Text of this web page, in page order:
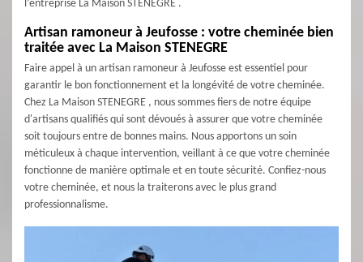
l’entreprise La Maison STENEGRE .
Artisan ramoneur à Jeufosse : votre cheminée bien
traitée avec La Maison STENEGRE
Faire appel à un artisan ramoneur à Jeufosse est essentiel pour
garantir le bon fonctionnement et la longévité de votre cheminée.
Chez La Maison STENEGRE , nous sommes fiers de notre équipe
d'artisans qualifiés qui sont dévoués à assurer que votre cheminée
soit toujours entre de bonnes mains. Nous apportons un soin
méticuleux à chaque intervention, veillant à ce que votre cheminée
fonctionne de manière optimale et en toute sécurité. Confiez-nous
votre cheminée, et nous la traiterons avec le plus grand
professionnalisme.